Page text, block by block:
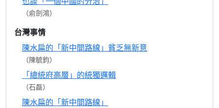
（俞劍鴻）
台灣事情
陳水扁的「新中間路線」貧乏無新意
（陳毓鈞）
「總統府高層」的統獨邏輯
（石磊）
陳水扁的「新中間路線」